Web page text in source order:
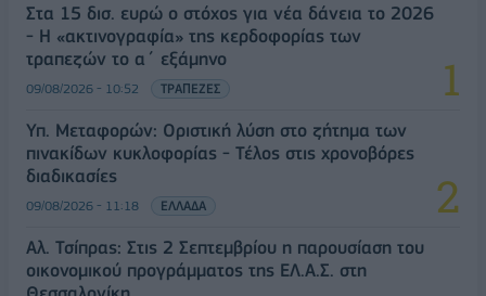
Στα 15 δισ. ευρώ ο στόχος για νέα δάνεια το 2026
- Η «ακτινογραφία» της κερδοφορίας των
τραπεζών το α΄ εξάμηνο
09/08/2026 - 10:52 ΤΡΑΠΕΖΕΣ
Υπ. Μεταφορών: Οριστική λύση στο ζήτημα των
πινακίδων κυκλοφορίας - Τέλος στις χρονοβόρες
διαδικασίες
09/08/2026 - 11:18 ΕΛΛΑΔΑ
Αλ. Τσίπρας: Στις 2 Σεπτεμβρίου η παρουσίαση του
οικονομικού προγράμματος της ΕΛ.Α.Σ. στη